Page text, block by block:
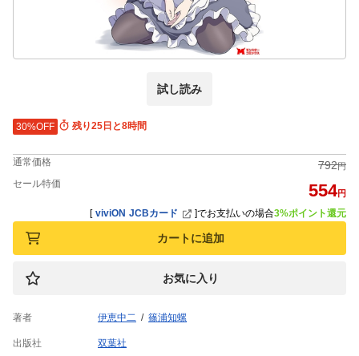
試し読み
30%OFF 残り25日と8時間
通常価格 792円
セール特価 554円
[ viviON JCBカード ]でお支払いの場合3%ポイント還元
カートに追加
お気に入り
著者 伊恵中二 篠浦知螺
出版社 双葉社